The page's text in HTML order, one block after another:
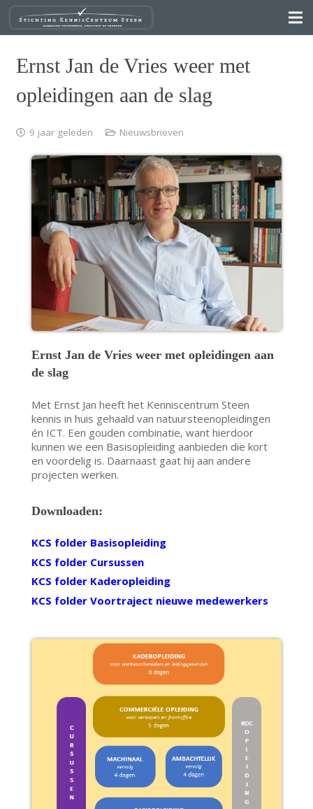
Ernst Jan de Vries weer met
opleidingen aan de slag
9 jaar geleden Nieuwsbrieven
Ernst Jan de Vries weer met opleidingen aan
de slag
Met Ernst Jan heeft het Kenniscentrum Steen
kennis in huis gehaald van natuursteenopleidingen
én ICT. Een gouden combinatie, want hierdoor
kunnen we een Basisopleiding aanbieden die kort
en voordelig is. Daarnaast gaat hij aan andere
projecten werken.
Downloaden:
KCS folder Basisopleiding
KCS folder Cursussen
KCS folder Kaderopleiding
KCS folder Voortraject nieuwe medewerkers